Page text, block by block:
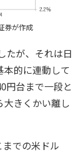
券が作成
たが、それは日
的に連動して
円台まで一段と
きくかい離し
での米ドル